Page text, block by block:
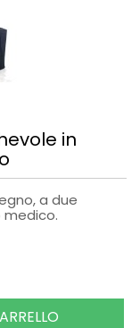
in
a due
medico.